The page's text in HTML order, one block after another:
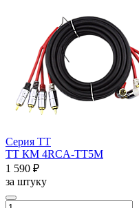
Серия ТТ
ТТ КМ 4RCA-ТТ5М
1 590 ₽
за штуку